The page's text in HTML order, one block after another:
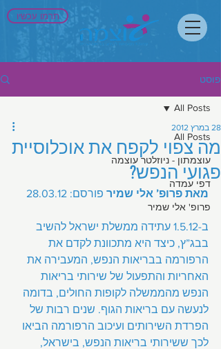
תרמו עכשיו
פוסט
All Posts
עוצמתון - ניוזלטר עוצמה
דפי עמדה
פרופ' אלי שמיר
All Posts
מה צפוי לקפח את אוכלוסיית
פגועי הנפש?
28 במרץ 2012
מאת פרופ’ אלי שמיר פורסם: 28.03.12
ב-1.5.12 עתידה ממשלת ישראל להשיב
בבג”ץ, כיצד היא מתכוונת לקדם את
הרפורמה בבריאות הנפש, המעבירה את
האחריות והתפעול של שירותי בריאות
הנפש מהממשלה לקופות החולים, בדומה
לנעשה עם בריאות הגוף. שנים רבות של
הפרדת השירותים ועיכוב הרפורמה הביאו
לכך ששירותי בריאות הנפש, בישראל,